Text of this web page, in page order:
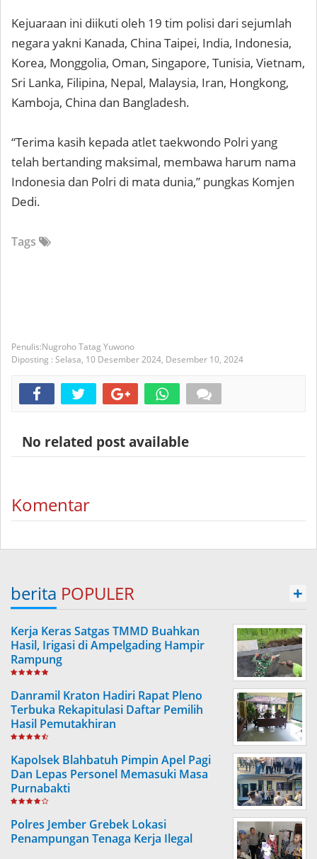
Kejuaraan ini diikuti oleh 19 tim polisi dari sejumlah
negara yakni Kanada, China Taipei, India, Indonesia,
Korea, Monggolia, Oman, Singapore, Tunisia, Vietnam,
Sri Lanka, Filipina, Nepal, Malaysia, Iran, Hongkong,
Kamboja, China dan Bangladesh.
“Terima kasih kepada atlet taekwondo Polri yang
telah bertanding maksimal, membawa harum nama
Indonesia dan Polri di mata dunia,” pungkas Komjen
Dedi.
Tags
Nugroho Tatag Yuwono
Diposting : Selasa, 10 Desember 2024, Desember 10, 2024
No related post available
Komentar
berita POPULER +
Kerja Keras Satgas TMMD Buahkan
Hasil, Irigasi di Ampelgading Hampir
Rampung
Danramil Kraton Hadiri Rapat Pleno
Terbuka Rekapitulasi Daftar Pemilih
Hasil Pemutakhiran
Kapolsek Blahbatuh Pimpin Apel Pagi
Dan Lepas Personel Memasuki Masa
Purnabakti
Polres Jember Grebek Lokasi
Penampungan Tenaga Kerja Ilegal